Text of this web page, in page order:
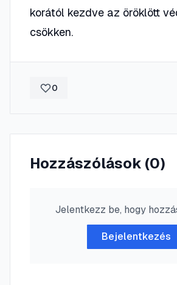
korától kezdve az öröklött
csökken.
0
Hozzászólások (0)
Jelentkezz be, hogy
Bejelentkezés